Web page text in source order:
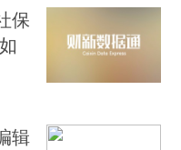
响仍未全面反映，未
口链企业受到的影
资渠道收紧，年中
”，政策的收紧将影
季度经济承压。
保
辑